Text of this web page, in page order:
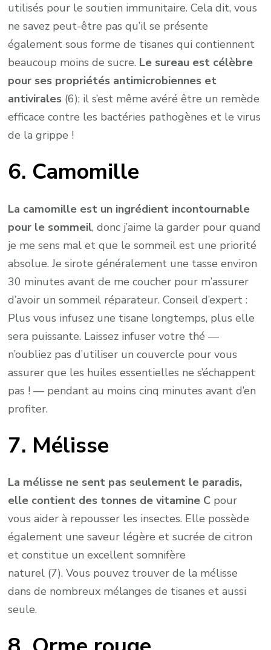
utilisés pour le soutien immunitaire. Cela dit, vous
ne savez peut-être pas qu’il se présente
également sous forme de tisanes qui contiennent
beaucoup moins de sucre. Le sureau est célèbre
pour ses propriétés antimicrobiennes et
antivirales (6); il s’est même avéré être un remède
efficace contre les bactéries pathogènes et le virus
de la grippe !
6. Camomille
La camomille est un ingrédient incontournable
pour le sommeil, donc j’aime la garder pour quand
je me sens mal et que le sommeil est une priorité
absolue. Je sirote généralement une tasse environ
30 minutes avant de me coucher pour m’assurer
d’avoir un sommeil réparateur. Conseil d’expert :
Plus vous infusez une tisane longtemps, plus elle
sera puissante. Laissez infuser votre thé —
n’oubliez pas d’utiliser un couvercle pour vous
assurer que les huiles essentielles ne s’échappent
pas ! — pendant au moins cinq minutes avant d’en
profiter.
7. Mélisse
La mélisse ne sent pas seulement le paradis,
elle contient des tonnes de vitamine C pour
vous aider à repousser les insectes. Elle possède
également une saveur légère et sucrée de citron
et constitue un excellent somnifère
naturel (7). Vous pouvez trouver de la mélisse
dans de nombreux mélanges de tisanes et aussi
seule.